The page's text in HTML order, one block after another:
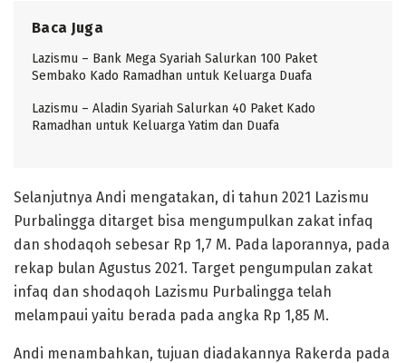
Baca Juga
Lazismu – Bank Mega Syariah Salurkan 100 Paket
Sembako Kado Ramadhan untuk Keluarga Duafa
Lazismu – Aladin Syariah Salurkan 40 Paket Kado
Ramadhan untuk Keluarga Yatim dan Duafa
Selanjutnya Andi mengatakan, di tahun 2021 Lazismu
Purbalingga ditarget bisa mengumpulkan zakat infaq
dan shodaqoh sebesar Rp 1,7 M. Pada laporannya, pada
rekap bulan Agustus 2021. Target pengumpulan zakat
infaq dan shodaqoh Lazismu Purbalingga telah
melampaui yaitu berada pada angka Rp 1,85 M.
Andi menambahkan, tujuan diadakannya Rakerda pada